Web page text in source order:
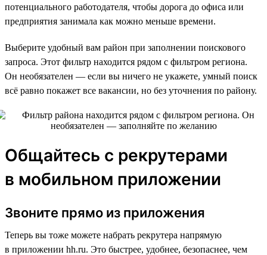
потенциального работодателя, чтобы дорога до офиса или
предприятия занимала как можно меньше времени.
Выберите удобный вам район при заполнении поискового
запроса. Этот фильтр находится рядом с фильтром региона.
Он необязателен — если вы ничего не укажете, умный поиск
всё равно покажет все вакансии, но без уточнения по району.
Общайтесь с рекрутерами
в мобильном приложении
Звоните прямо из приложения
Теперь вы тоже можете набрать рекрутера напрямую
в приложении hh.ru. Это быстрее, удобнее, безопаснее, чем